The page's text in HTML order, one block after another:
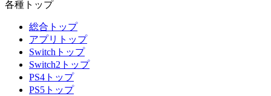
各種トップ
総合トップ
アプリトップ
Switchトップ
Switch2トップ
PS4トップ
PS5トップ